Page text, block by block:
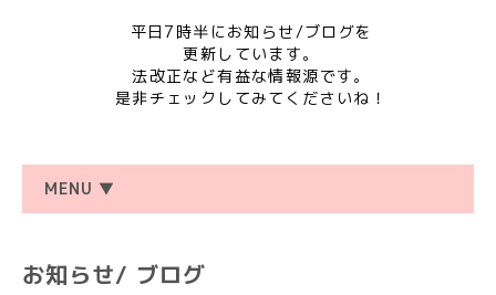
平日7時半にお知らせ/ブログを
更新しています。
法改正など有益な情報源です。
是非チェックしてみてくださいね！
MENU ▼
お知らせ/ ブログ